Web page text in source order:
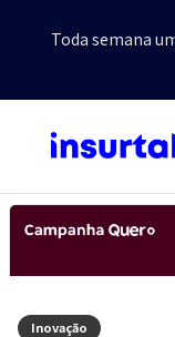
Toda semana
Inovação